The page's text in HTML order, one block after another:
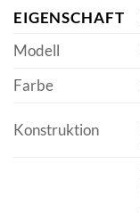
EIGENSCHAFT
Modell
Farbe
Konstruktion